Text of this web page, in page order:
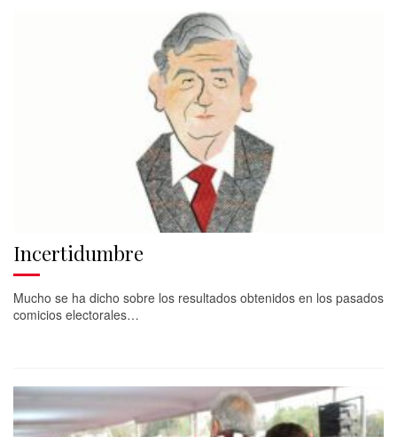
Incertidumbre
Mucho se ha dicho sobre los resultados obtenidos en los pasados
comicios electorales…